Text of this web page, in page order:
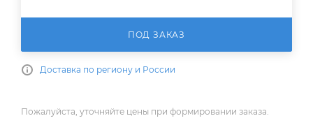
ПОД ЗАКАЗ
Доставка по региону и России
Пожалуйста, уточняйте цены при формировании заказа.